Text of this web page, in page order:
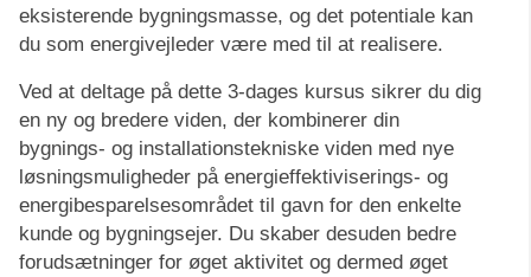
eksisterende bygningsmasse, og det potentiale kan
du som energivejleder være med til at realisere.
Ved at deltage på dette 3-dages kursus sikrer du dig
en ny og bredere viden, der kombinerer din
bygnings- og installationstekniske viden med nye
løsningsmuligheder på energieffektiviserings- og
energibesparelsesområdet til gavn for den enkelte
kunde og bygningsejer. Du skaber desuden bedre
forudsætninger for øget aktivitet og dermed øget